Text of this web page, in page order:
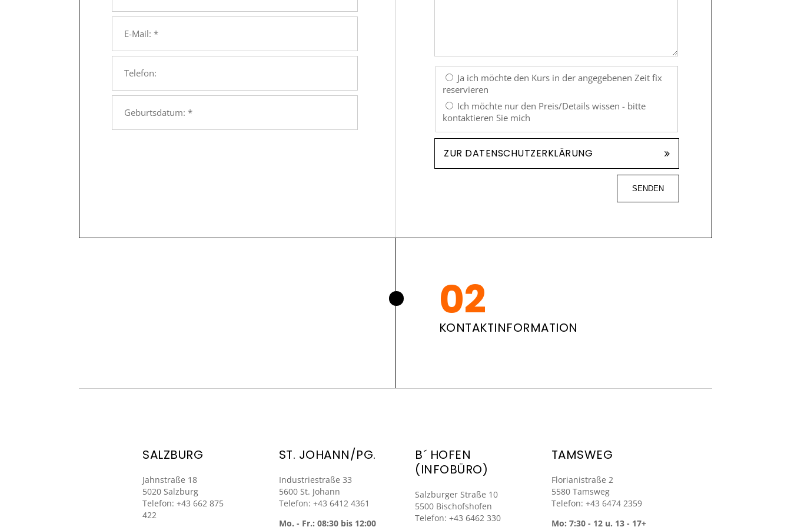
Ja ich möchte den Kurs in der angegebenen Zeit fix
reservieren
Ich möchte nur den Preis/Details wissen - bitte
kontaktieren Sie mich
ZUR DATENSCHUTZERKLÄRUNG
SENDEN
KONTAKTINFORMATION
SALZBURG
Jahnstraße 18
5020 Salzburg
Telefon: +43 662 875
422
ST. JOHANN/PG.
Industriestraße 33
5600 St. Johann
Telefon: +43 6412 4361
Mo. - Fr.: 08:30 bis 12:00
B´ HOFEN
(INFOBÜRO)
Salzburger Straße 10
5500 Bischofshofen
Telefon: +43 6462 330
TAMSWEG
Florianistraße 2
5580 Tamsweg
Telefon: +43 6474 2359
Mo: 7:30 - 12 u. 13 - 17+